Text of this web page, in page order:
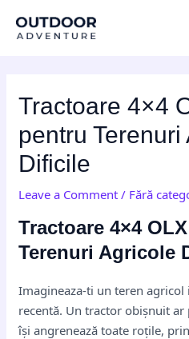
Tractoare 4×4
pentru Terenuri
Dificile
Leave a Comment / Fără
Tractoare 4×4
Terenuri Agricole
Imagineaza-ti un teren
recentă. Un tractor obișnuit
își angrenează toate roțile,
navigation